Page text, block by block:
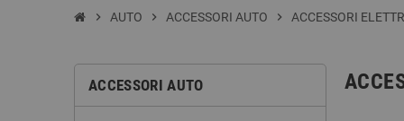
chevron_right AUTO chevron_right ACCESSORI AUTO chevron_right ACCESSORI
ACCESSORI AUTO